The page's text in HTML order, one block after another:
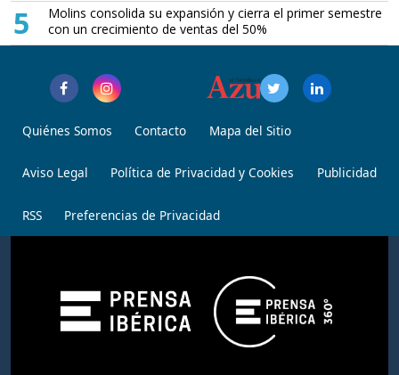
5
Molins consolida su expansión y cierra el primer semestre
con un crecimiento de ventas del 50%
Quiénes Somos Contacto Mapa del Sitio
Aviso Legal Política de Privacidad y Cookies Publicidad
RSS Preferencias de Privacidad